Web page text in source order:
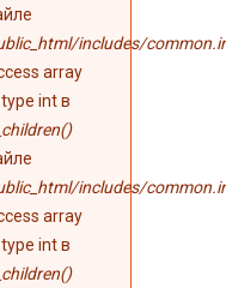
includes/
array
int в
includes/
array
int в